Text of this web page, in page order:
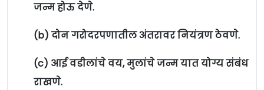
जन्म होऊ देणे.
(b) दोन गरोदरपणातील अंतरावर नियंत्रण ठेवणे.
(c) आई वडीलांचे वय, मुलांचे जन्म यात योग्य संबंध
राखणे.